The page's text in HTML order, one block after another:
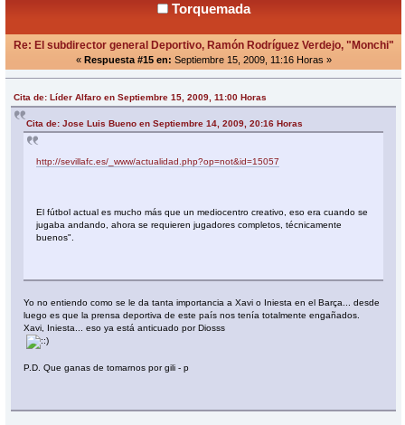
Torquemada
Re: El subdirector general Deportivo, Ramón Rodríguez Verdejo, "Monchi"
« Respuesta #15 en: Septiembre 15, 2009, 11:16 Horas »
Cita de: Líder Alfaro en Septiembre 15, 2009, 11:00 Horas
Cita de: Jose Luis Bueno en Septiembre 14, 2009, 20:16 Horas
http://sevillafc.es/_www/actualidad.php?op=not&id=15057
El fútbol actual es mucho más que un mediocentro creativo, eso era cuando se
jugaba andando, ahora se requieren jugadores completos, técnicamente
buenos".
Yo no entiendo como se le da tanta importancia a Xavi o Iniesta en el Barça... desde
luego es que la prensa deportiva de este país nos tenía totalmente engañados.
Xavi, Iniesta... eso ya está anticuado por Diosss
P.D. Que ganas de tomarnos por gili - p